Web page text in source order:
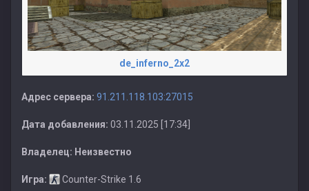
de_inferno_2x2
Адрес сервера: 91.211.118.103:27015
Дата добавления: 03.11.2025 [17:34]
Владелец: Неизвестно
Игра: Counter-Strike 1.6